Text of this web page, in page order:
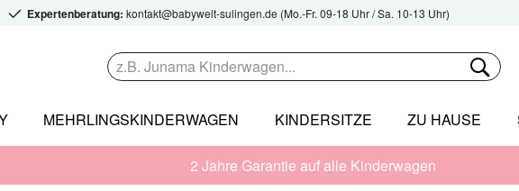
Expertenberatung: kontakt@babywelt-sulingen.de (Mo.-Fr. 09-18 Uhr / Sa. 10-13 Uhr)
MEHRLINGSKINDERWAGEN KINDERSITZE ZU HAUSE
2 Jahre Garantie auf alle Kinderwagen